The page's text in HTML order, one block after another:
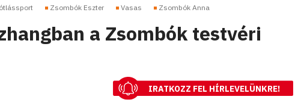
Zsombók Eszter Vasas Zsombók Anna
a Zsombók testvéri
IRATKOZZ FEL HÍRLEVELÜNKRE!